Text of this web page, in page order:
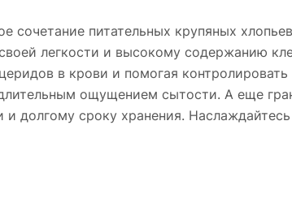
сочетание питательных крупяных
легкости и высокому содержанию
в крови и помогая
ощущением сытости. А еще
и долгому сроку хранения.